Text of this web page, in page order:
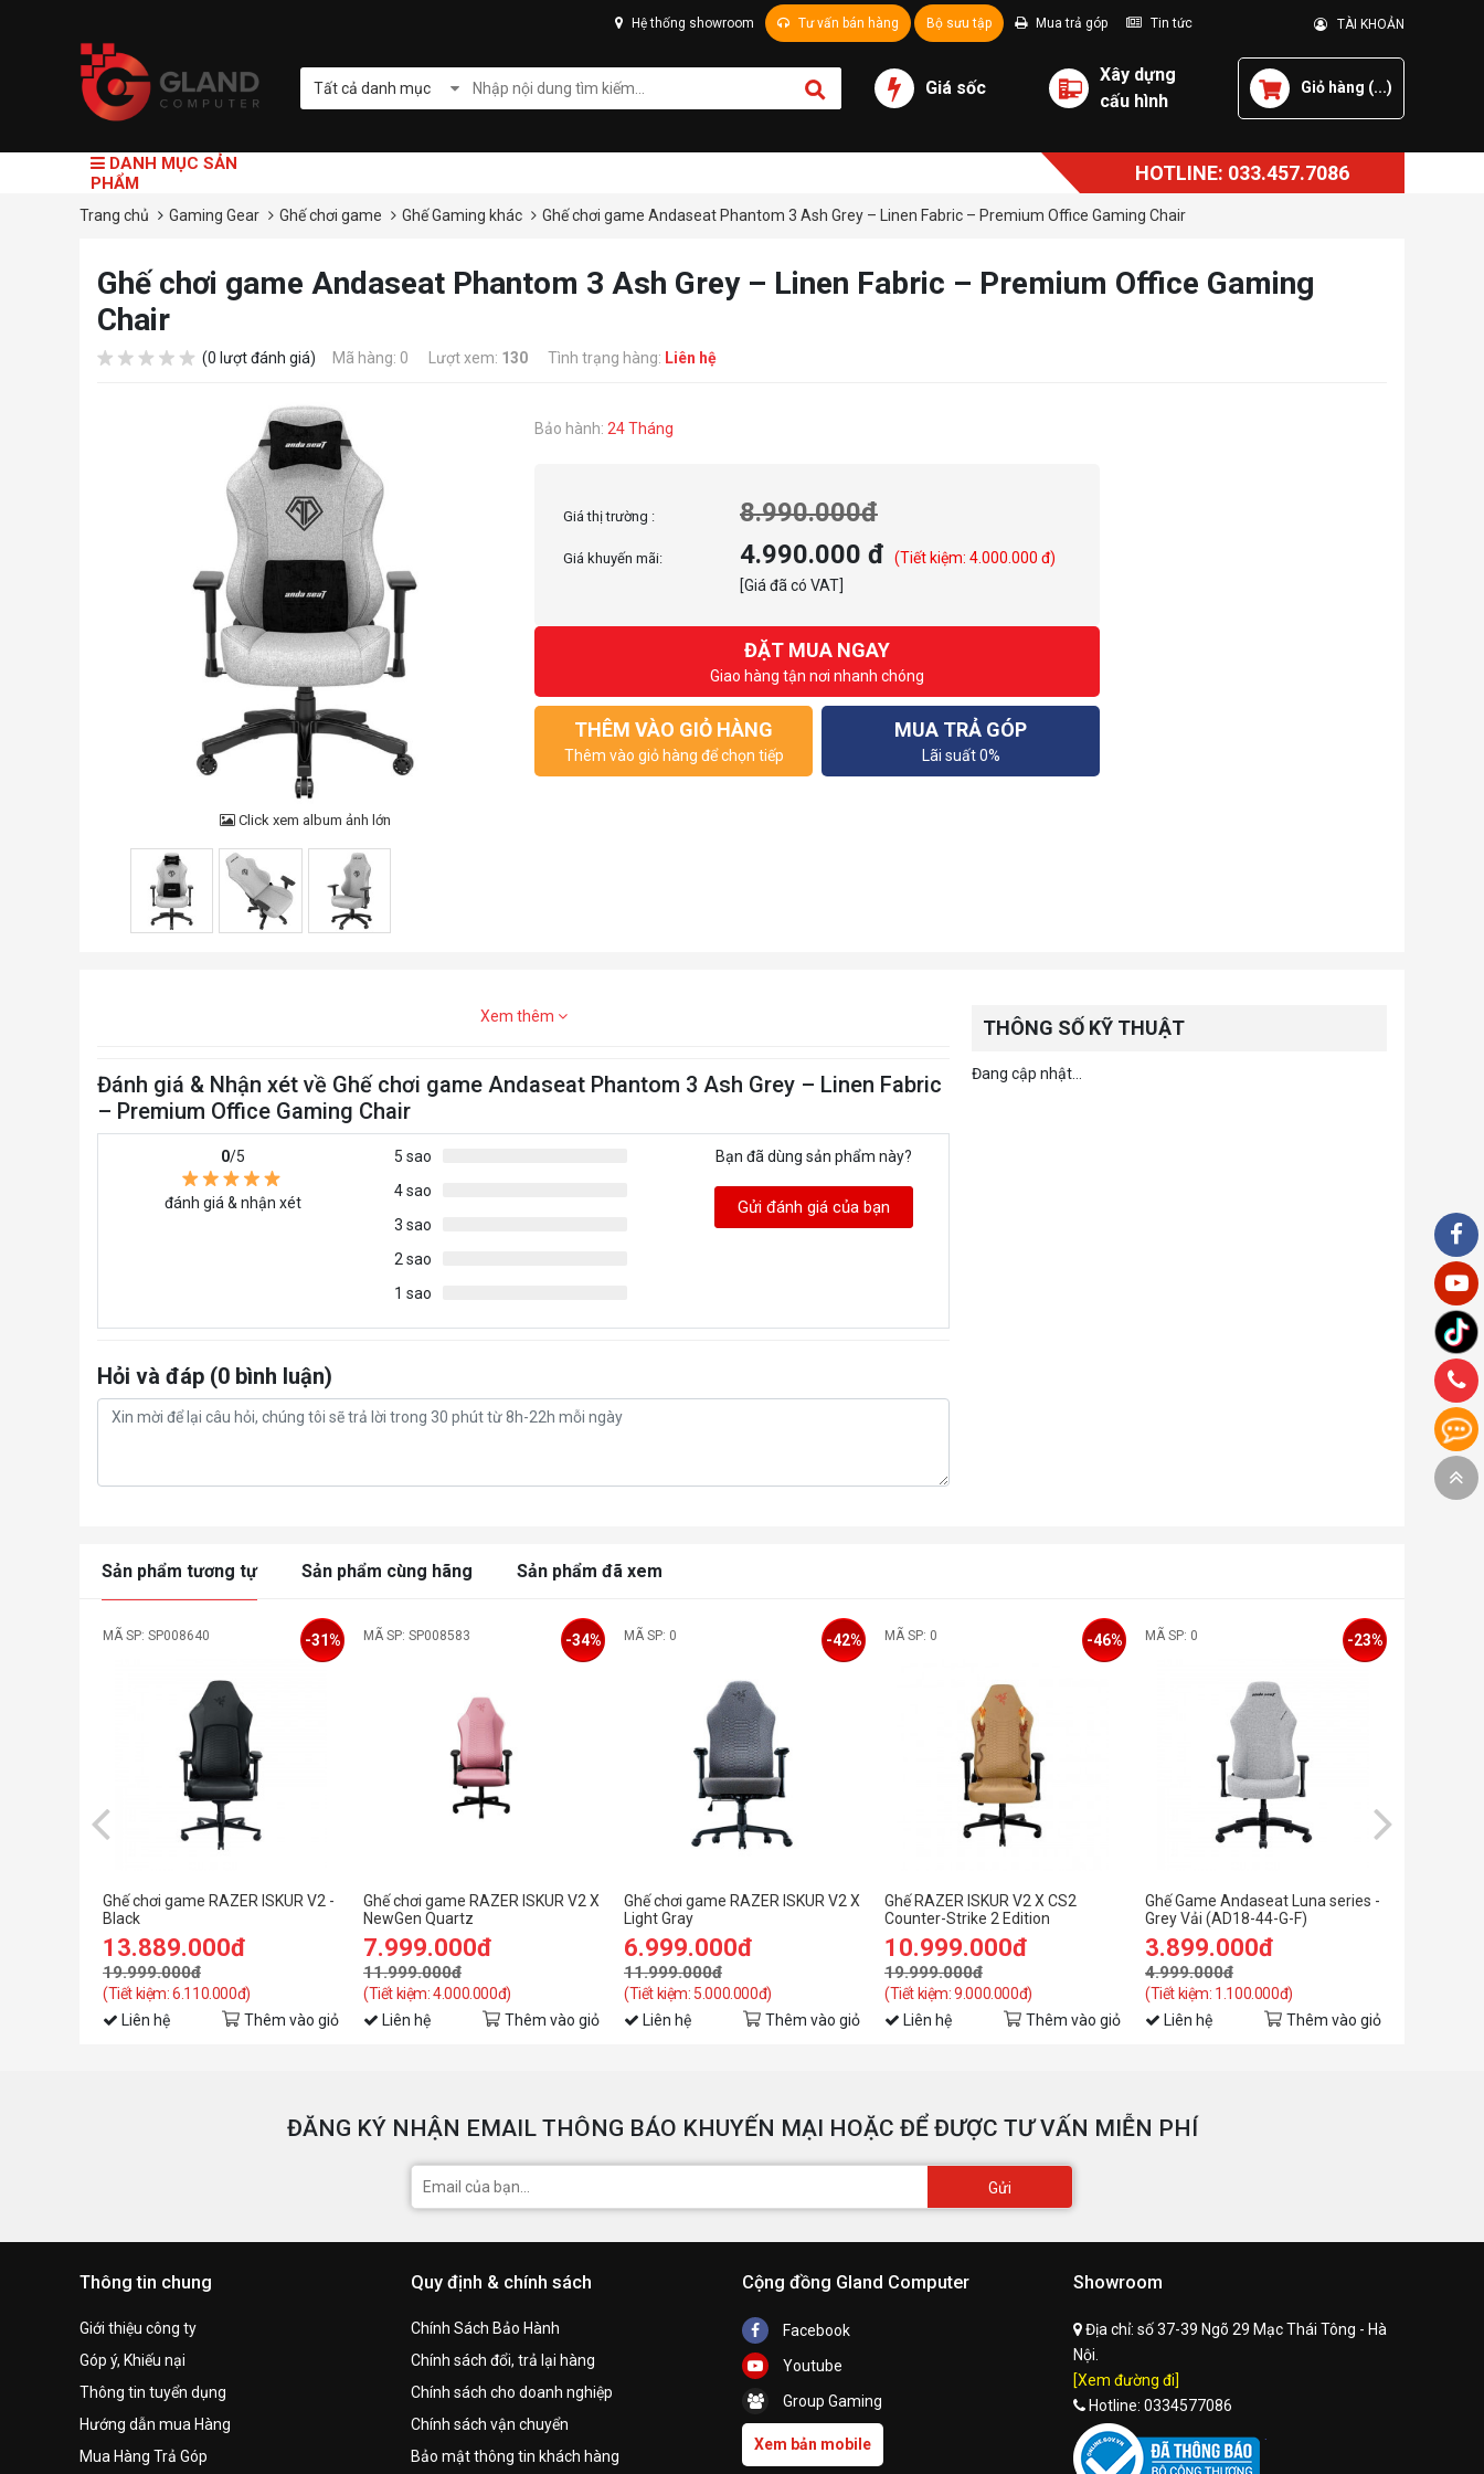
Hệ thống showroom Tư vấn bán hàng Bộ sưu tập Mua trả góp Tin tức TÀI KHOẢN
Tất cả danh mục Giá sốc
Xây dựng
cấu hình
Giỏ hàng (...)
DANH MỤC SẢN
PHẨM
HOTLINE: 033.457.7086
Trang chủ Gaming Gear Ghế chơi game Ghế Gaming khác Ghế chơi game Andaseat Phantom 3 Ash Grey – Linen Fabric – Premium Office Gaming Chair
Ghế chơi game Andaseat Phantom 3 Ash Grey – Linen Fabric – Premium Office Gaming
Chair
(0 lượt đánh giá) Mã hàng: 0 Lượt xem: 130 Tình trạng hàng: Liên hệ
Click xem album ảnh lớn
Bảo hành: 24 Tháng
Giá thị trường : 8.990.000đ
Giá khuyến mãi: 4.990.000 đ
(Tiết kiệm: 4.000.000 đ)
[Giá đã có VAT]
ĐẶT MUA NGAY
Giao hàng tận nơi nhanh chóng
THÊM VÀO GIỎ HÀNG
Thêm vào giỏ hàng để chọn tiếp
MUA TRẢ GÓP
Lãi suất 0%
Xem thêm
Đánh giá & Nhận xét về Ghế chơi game Andaseat Phantom 3 Ash Grey – Linen Fabric
– Premium Office Gaming Chair
0/5
đánh giá & nhận xét
5 sao
4 sao
3 sao
2 sao
1 sao
Bạn đã dùng sản phẩm này?
Gửi đánh giá của bạn
Hỏi và đáp (0 bình luận)
THÔNG SỐ KỸ THUẬT
Đang cập nhật...
Sản phẩm tương tự Sản phẩm cùng hãng Sản phẩm đã xem
MÃ SP: SP008640
Ghế chơi game RAZER ISKUR V2 -
Black
13.889.000đ
19.999.000đ
(Tiết kiệm: 6.110.000đ)
-31%
Liên hệ Thêm vào giỏ
MÃ SP: SP008583
Ghế chơi game RAZER ISKUR V2 X
NewGen Quartz
7.999.000đ
11.999.000đ
(Tiết kiệm: 4.000.000đ)
-34%
Liên hệ Thêm vào giỏ
MÃ SP: 0
Ghế chơi game RAZER ISKUR V2 X
Light Gray
6.999.000đ
11.999.000đ
(Tiết kiệm: 5.000.000đ)
-42%
Liên hệ Thêm vào giỏ
MÃ SP: 0
Ghế RAZER ISKUR V2 X CS2
Counter-Strike 2 Edition
10.999.000đ
19.999.000đ
(Tiết kiệm: 9.000.000đ)
-46%
Liên hệ Thêm vào giỏ
MÃ SP: 0
Ghế Game Andaseat Luna series -
Grey Vải (AD18-44-G-F)
3.899.000đ
4.999.000đ
(Tiết kiệm: 1.100.000đ)
-23%
Liên hệ Thêm vào giỏ
ĐĂNG KÝ NHẬN EMAIL THÔNG BÁO KHUYẾN MẠI HOẶC ĐỂ ĐƯỢC TƯ VẤN MIỄN PHÍ
Gửi
Thông tin chung
Giới thiệu công ty
Góp ý, Khiếu nại
Thông tin tuyển dụng
Hướng dẫn mua Hàng
Mua Hàng Trả Góp
Quy định & chính sách
Chính Sách Bảo Hành
Chính sách đổi, trả lại hàng
Chính sách cho doanh nghiệp
Chính sách vận chuyển
Bảo mật thông tin khách hàng
Cộng đồng Gland Computer
Facebook
Youtube
Group Gaming
Xem bản mobile
Showroom
Địa chỉ: số 37-39 Ngõ 29 Mạc Thái Tông - Hà
Nội.
[Xem đường đi]
Hotline: 0334577086